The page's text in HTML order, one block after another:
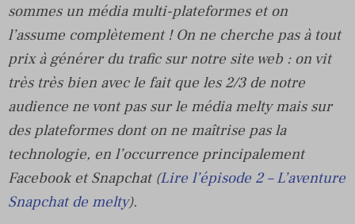
sommes un média multi-plateformes et on
l’assume complètement ! On ne cherche pas à tout
prix à générer du trafic sur notre site web : on vit
très très bien avec le fait que les 2/3 de notre
audience ne vont pas sur le média melty mais sur
des plateformes dont on ne maîtrise pas la
technologie, en l’occurrence principalement
Facebook et Snapchat (Lire l’épisode 2 – L’aventure
Snapchat de melty).